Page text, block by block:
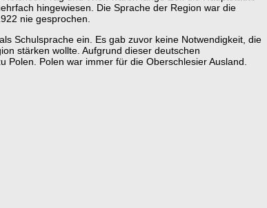
hingewiesen. Die Sprache der Region war die
nie gesprochen.
Schulsprache ein. Es gab zuvor keine Notwendigkeit, die
stärken wollte. Aufgrund dieser deutschen
Polen. Polen war immer für die Oberschlesier Ausland.